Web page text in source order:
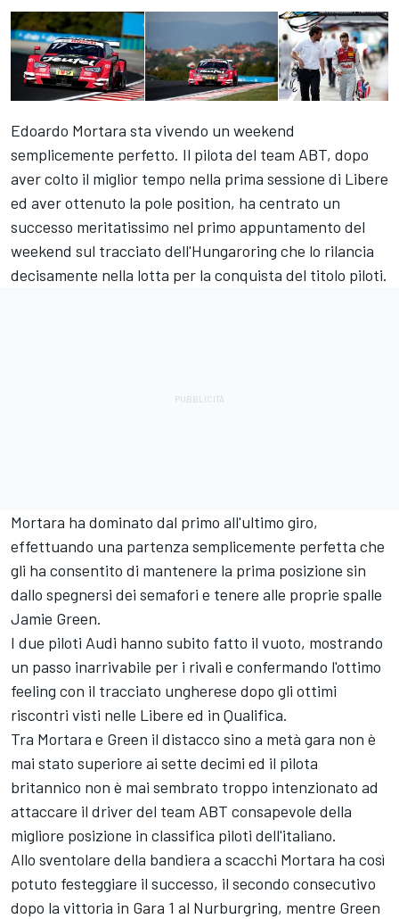
Edoardo Mortara sta vivendo un weekend
semplicemente perfetto. Il pilota del team ABT, dopo
aver colto il miglior tempo nella prima sessione di Libere
ed aver ottenuto la pole position, ha centrato un
successo meritatissimo nel primo appuntamento del
weekend sul tracciato dell'Hungaroring che lo rilancia
decisamente nella lotta per la conquista del titolo piloti.
Mortara ha dominato dal primo all'ultimo giro,
effettuando una partenza semplicemente perfetta che
gli ha consentito di mantenere la prima posizione sin
dallo spegnersi dei semafori e tenere alle proprie spalle
Jamie Green.
I due piloti Audi hanno subito fatto il vuoto, mostrando
un passo inarrivabile per i rivali e confermando l'ottimo
feeling con il tracciato ungherese dopo gli ottimi
riscontri visti nelle Libere ed in Qualifica.
Tra Mortara e Green il distacco sino a metà gara non è
mai stato superiore ai sette decimi ed il pilota
britannico non è mai sembrato troppo intenzionato ad
attaccare il driver del team ABT consapevole della
migliore posizione in classifica piloti dell'italiano.
Allo sventolare della bandiera a scacchi Mortara ha così
potuto festeggiare il successo, il secondo consecutivo
dopo la vittoria in Gara 1 al Nurburgring, mentre Green